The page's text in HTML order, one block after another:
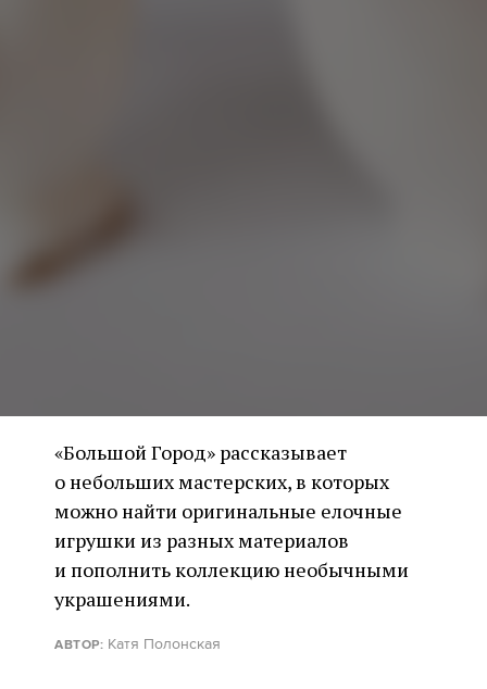
«Большой Город» рассказывает
о небольших мастерских, в которых
можно найти оригинальные елочные
игрушки из разных материалов
и пополнить коллекцию необычными
украшениями.
АВТОР: Катя Полонская